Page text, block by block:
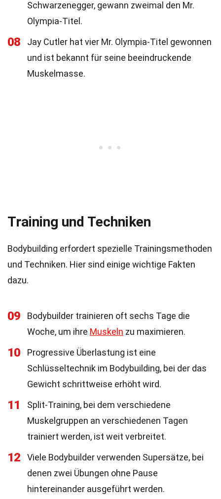
Schwarzenegger, gewann zweimal den Mr.
Olympia-Titel.
08
Jay Cutler hat vier Mr. Olympia-Titel gewonnen
und ist bekannt für seine beeindruckende
Muskelmasse.
Training und Techniken
Bodybuilding erfordert spezielle Trainingsmethoden
und Techniken. Hier sind einige wichtige Fakten
dazu.
09
Bodybuilder trainieren oft sechs Tage die
Woche, um ihre Muskeln zu maximieren.
10
Progressive Überlastung ist eine
Schlüsseltechnik im Bodybuilding, bei der das
Gewicht schrittweise erhöht wird.
11
Split-Training, bei dem verschiedene
Muskelgruppen an verschiedenen Tagen
trainiert werden, ist weit verbreitet.
12
Viele Bodybuilder verwenden Supersätze, bei
denen zwei Übungen ohne Pause
hintereinander ausgeführt werden.